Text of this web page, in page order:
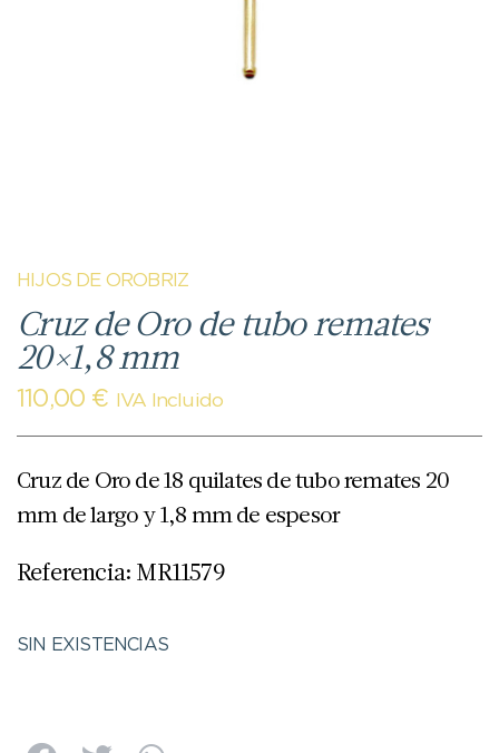
HIJOS DE OROBRIZ
Cruz de Oro de tubo remates
20×1,8 mm
110,00 € IVA Incluido
Cruz de Oro de 18 quilates de tubo remates 20
mm de largo y 1,8 mm de espesor
Referencia: MR11579
SIN EXISTENCIAS